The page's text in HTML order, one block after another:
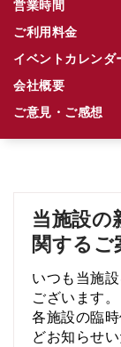
営業時間
ご利用料金
イベントカレンダ
会社概要
ご意見・ご感想
当施設の
関する
いつも当施
ございます。
各施設の臨
どお知らせい